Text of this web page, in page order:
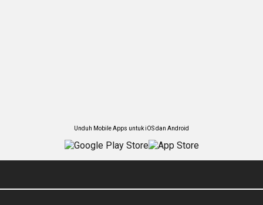
Unduh Mobile Apps untuk iOS dan Android